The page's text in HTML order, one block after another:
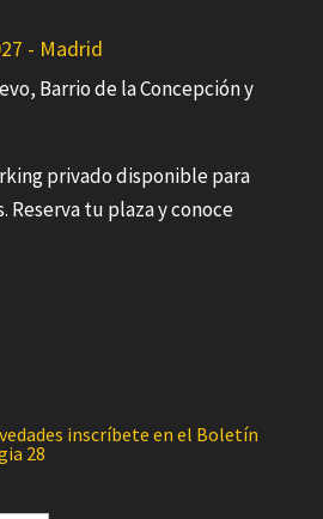
- Madrid
Barrio de la Concepción y
privado disponible para
Reserva tu plaza y conoce
inscríbete en el Boletín
28